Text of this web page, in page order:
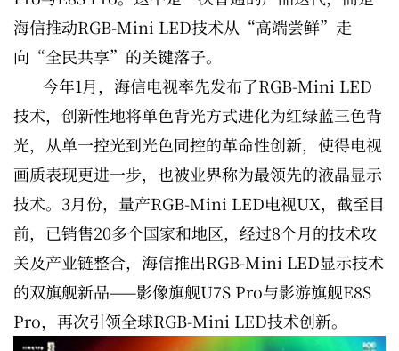
海信推动RGB-Mini LED技术从“高端尝鲜”走
向“全民共享”的关键落子。
今年1月，海信电视率先发布了RGB-Mini LED
技术，创新性地将单色背光方式进化为红绿蓝三色背
光，从单一控光到光色同控的革命性创新，使得电视
画质表现更进一步，也被业界称为最领先的液晶显示
技术。3月份，量产RGB-Mini LED电视UX，截至目
前，已销售20多个国家和地区，经过8个月的技术攻
关及产业链整合，海信推出RGB-Mini LED显示技术
的双旗舰新品——影像旗舰U7S Pro与影游旗舰E8S
Pro，再次引领全球RGB-Mini LED技术创新。